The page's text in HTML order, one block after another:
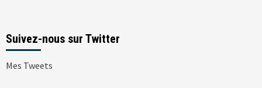
Suivez-nous sur Twitter
Mes Tweets